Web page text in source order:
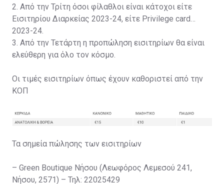
2. Από την Τρίτη όσοι φίλαθλοι είναι κάτοχοι είτε
Εισιτηρίου Διαρκείας 2023-24, είτε Privilege card
2023-24.
3. Από την Τετάρτη η προπώληση εισιτηρίων θα είναι
ελεύθερη για όλο τον κόσμο.
Οι τιμές εισιτηρίων όπως έχουν καθοριστεί από την
ΚΟΠ
Τα σημεία πώλησης των εισιτηρίων
– Green Boutique Νήσου (Λεωφόρος Λεμεσού 241,
Νήσου, 2571) – Τηλ: 22025429